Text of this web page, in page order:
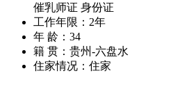
催乳师证 身份证
工作年限：2年
年 龄：34
籍 贯：贵州-六盘水
住家情况：住家